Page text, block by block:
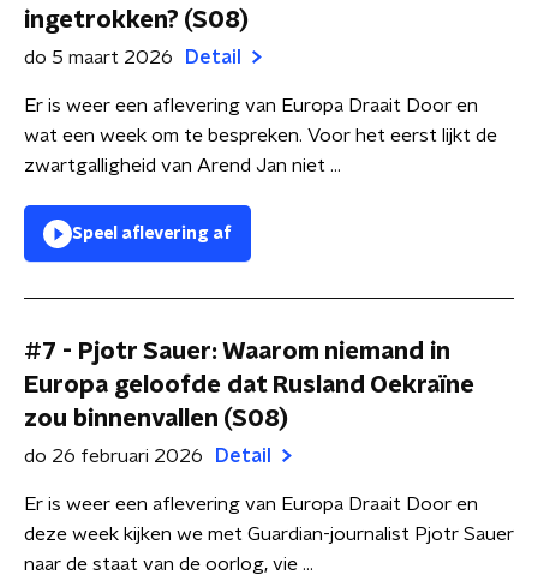
ingetrokken? (S08)
do 5 maart 2026 Detail
Er is weer een aflevering van Europa Draait Door en
wat een week om te bespreken. Voor het eerst lijkt de
zwartgalligheid van Arend Jan niet ...
Speel aflevering af
#7 - Pjotr Sauer: Waarom niemand in
Europa geloofde dat Rusland Oekraïne
zou binnenvallen (S08)
do 26 februari 2026 Detail
Er is weer een aflevering van Europa Draait Door en
deze week kijken we met Guardian-journalist Pjotr Sauer
naar de staat van de oorlog, vie ...